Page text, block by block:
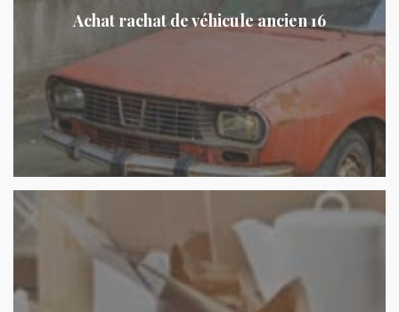
Achat rachat de véhicule ancien 16